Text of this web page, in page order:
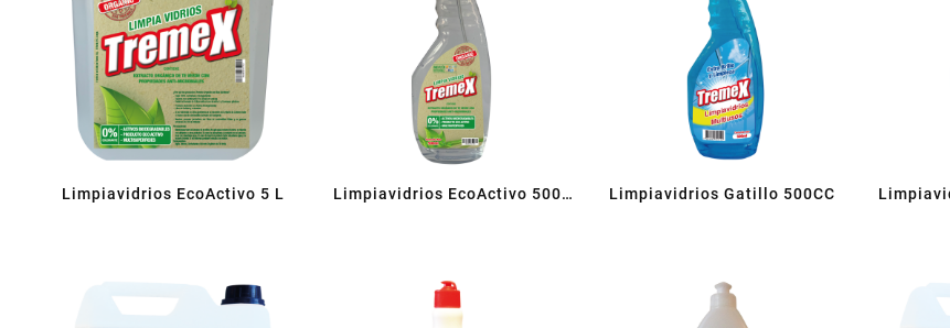
Limpiavidrios EcoActivo 5 L
Limpiavidrios EcoActivo 500
Limpiavidrios Gatillo 500CC